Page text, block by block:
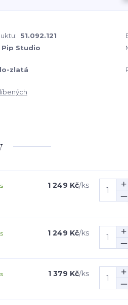
51.092.121
Pip Studio
zlatá
1 249 Kč/ks
1 249 Kč/ks
1 379 Kč/ks